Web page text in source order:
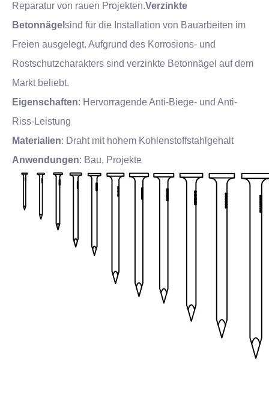
Reparatur von rauen Projekten.Verzinkte
Betonnägel sind für die Installation von Bauarbeiten im
Freien ausgelegt. Aufgrund des Korrosions- und
Rostschutzcharakters sind verzinkte Betonnägel auf dem
Markt beliebt.
Eigenschaften: Hervorragende Anti-Biege- und Anti-
Riss-Leistung
Materialien: Draht mit hohem Kohlenstoffstahlgehalt
Anwendungen: Bau, Projekte